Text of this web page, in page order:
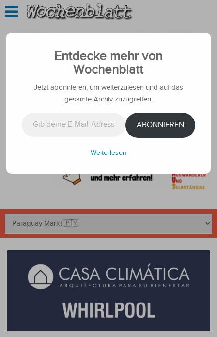
Entdecke mehr von
Wochenblatt
Jetzt abonnieren, um weiterzulesen und auf das
gesamte Archiv zuzugreifen.
ABONNIEREN
Weiterlesen